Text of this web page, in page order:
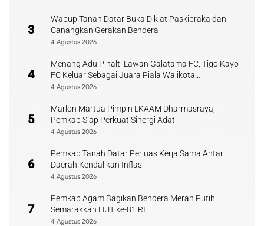
3
Wabup Tanah Datar Buka Diklat Paskibraka dan
Canangkan Gerakan Bendera
4 Agustus 2026
4
Menang Adu Pinalti Lawan Galatama FC, Tigo Kayo
FC Keluar Sebagai Juara Piala Walikota
Payakumbuh
4 Agustus 2026
5
Marlon Martua Pimpin LKAAM Dharmasraya,
Pemkab Siap Perkuat Sinergi Adat
4 Agustus 2026
6
Pemkab Tanah Datar Perluas Kerja Sama Antar
Daerah Kendalikan Inflasi
4 Agustus 2026
7
Pemkab Agam Bagikan Bendera Merah Putih
Semarakkan HUT ke-81 RI
4 Agustus 2026